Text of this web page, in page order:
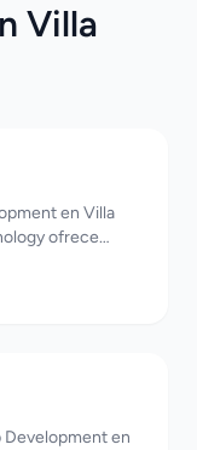
Villa
en Villa
ofrece
Development en